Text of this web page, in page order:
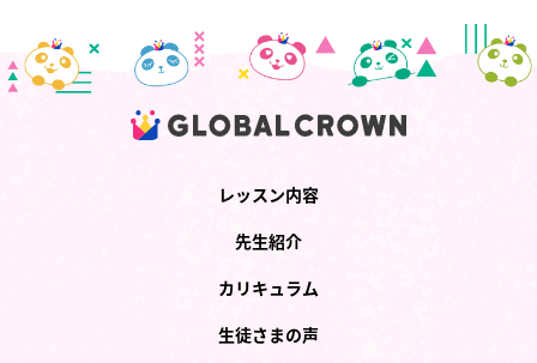
レッスン内容
先生紹介
カリキュラム
生徒さまの声